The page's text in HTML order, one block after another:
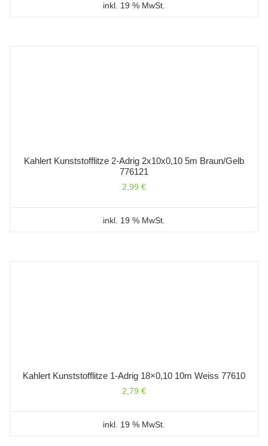
inkl. 19 % MwSt.
Kahlert Kunststofflitze 2-Adrig 2x10x0,10 5m Braun/gelb
776121
2,99 €
inkl. 19 % MwSt.
Kahlert Kunststofflitze 1-Adrig 18×0,10 10m Weiss 77610
2,79 €
inkl. 19 % MwSt.